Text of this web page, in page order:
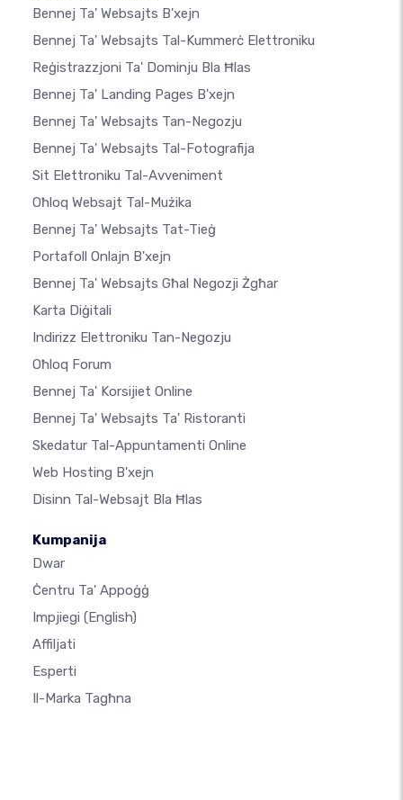
Bennej Ta' Websajts B'xejn
Bennej Ta' Websajts Tal-Kummerċ Elettroniku
Reġistrazzjoni Ta' Dominju Bla Ħlas
Bennej Ta' Landing Pages B'xejn
Bennej Ta' Websajts Tan-Negozju
Bennej Ta' Websajts Tal-Fotografija
Sit Elettroniku Tal-Avveniment
Oħloq Websajt Tal-Mużika
Bennej Ta' Websajts Tat-Tieġ
Portafoll Onlajn B'xejn
Bennej Ta' Websajts Għal Negozji Żgħar
Karta Diġitali
Indirizz Elettroniku Tan-Negozju
Oħloq Forum
Bennej Ta' Korsijiet Online
Bennej Ta' Websajts Ta' Ristoranti
Skedatur Tal-Appuntamenti Online
Web Hosting B'xejn
Disinn Tal-Websajt Bla Ħlas
Kumpanija
Dwar
Ċentru Ta' Appoġġ
Impjiegi (English)
Affiljati
Esperti
Il-Marka Tagħna